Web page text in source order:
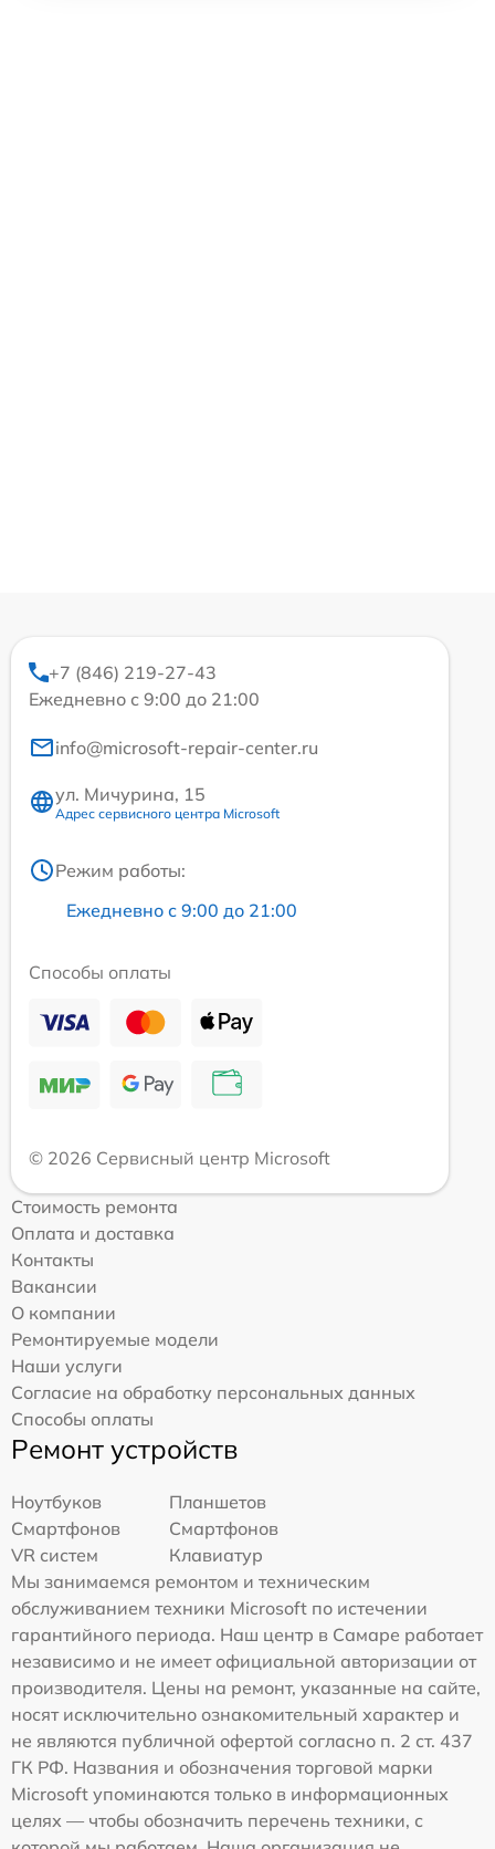
+7 (846) 219-27-43
Ежедневно с 9:00 до 21:00
info@microsoft-repair-center.ru
ул. Мичурина, 15
Адрес сервисного центра Microsoft
Режим работы:
Ежедневно с 9:00 до 21:00
Способы оплаты
© 2026 Сервисный центр Microsoft
Стоимость ремонта
Оплата и доставка
Контакты
Вакансии
О компании
Ремонтируемые модели
Наши услуги
Согласие на обработку персональных данных
Способы оплаты
Ремонт устройств
Ноутбуков
Планшетов
Смартфонов
Смартфонов
VR систем
Клавиатур
Мы занимаемся ремонтом и техническим
обслуживанием техники Microsoft по истечении
гарантийного периода. Наш центр в Самаре работает
независимо и не имеет официальной авторизации от
производителя. Цены на ремонт, указанные на сайте,
носят исключительно ознакомительный характер и
не являются публичной офертой согласно п. 2 ст. 437
ГК РФ. Названия и обозначения торговой марки
Microsoft упоминаются только в информационных
целях — чтобы обозначить перечень техники, с